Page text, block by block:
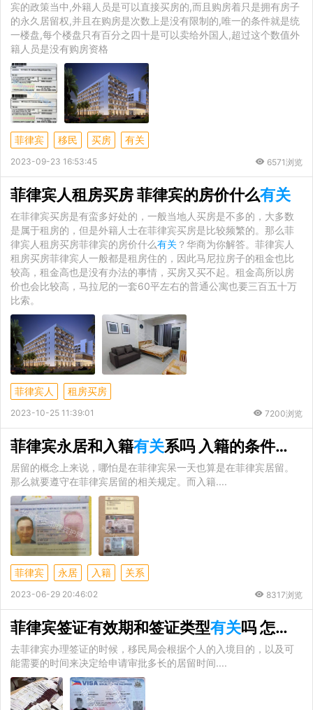
宾的政策当中,外籍人员是可以直接买房的,而且购房着只是拥有房子
的永久居留权,并且在购房是次数上是没有限制的,唯一的条件就是统
一楼盘,每个楼盘只有百分之四十是可以卖给外国人,超过这个数值外
籍人员是没有购房资格
菲律宾 移民 买房 有关
2023-09-23 16:53:45 6571浏览
菲律宾人租房买房 菲律宾的房价什么有关
在菲律宾买房是有蛮多好处的，一般当地人买房是不多的，大多数
是属于租房的，但是外籍人士在菲律宾买房是比较频繁的。那么菲
律宾人租房买房菲律宾的房价什么有关 ？华商为你解答。菲律宾人
租房买房菲律宾人一般都是租房住的，因此马尼拉房子的租金也比
较高，租金高也是没有办法的事情，买房又买不起。租金高所以房
价也会比较高，马拉尼的一套60平左右的普通公寓也要三百五十万
比索。
菲律宾人 租房买房
2023-10-25 11:39:01 7200浏览
菲律宾永居和入籍有关系吗 入籍的条件是什么
居留的概念上来说，哪怕是在菲律宾呆一天也算是在菲律宾居留。
那么就要遵守在菲律宾居留的相关规定。而入籍....
菲律宾 永居 入籍 关系
2023-06-29 20:46:02 8317浏览
菲律宾签证有效期和签证类型有关吗 怎么办理入境签证
去菲律宾办理签证的时候，移民局会根据个人的入境目的，以及可
能需要的时间来决定给申请审批多长的居留时间....